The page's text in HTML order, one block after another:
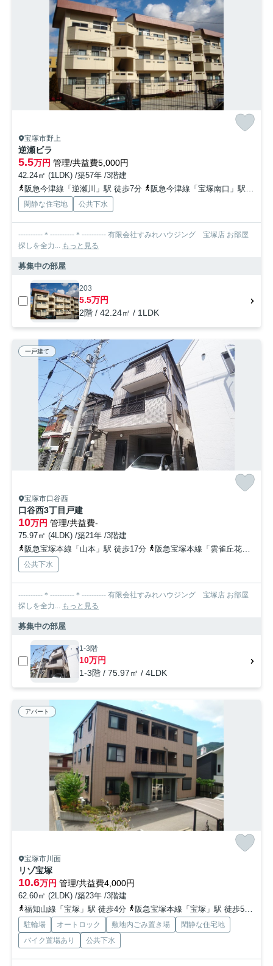
宝塚市野上
逆瀬ビラ
5.5万円 管理/共益費5,000円
42.24㎡ (1LDK) /築57年 /3階建
阪急今津線「逆瀬川」駅 徒歩7分
阪急今津線「宝塚南口」駅 徒歩10分
閑静な住宅地 公共下水
----------＊----------＊---------- 有限会社すみれハウジング 宝塚店 お部屋
探しを全力... もっと見る
募集中の部屋
203
5.5万円
2階 / 42.24㎡ / 1LDK
一戸建て
宝塚市口谷西
口谷西3丁目戸建
10万円 管理/共益費-
75.97㎡ (4LDK) /築21年 /3階建
阪急宝塚本線「山本」駅 徒歩17分
阪急宝塚本線「雲雀丘花屋敷」駅 徒歩28分
公共下水
----------＊----------＊---------- 有限会社すみれハウジング 宝塚店 お部屋
探しを全力... もっと見る
募集中の部屋
1-3階
10万円
1-3階 / 75.97㎡ / 4LDK
アパート
宝塚市川面
リゾ宝塚
10.6万円 管理/共益費4,000円
62.60㎡ (2LDK) /築23年 /3階建
福知山線「宝塚」駅 徒歩4分
阪急宝塚本線「宝塚」駅 徒歩5分
駐輪場 オートロック 敷地内ごみ置き場
閑静な住宅地
バイク置場あり
公共下水